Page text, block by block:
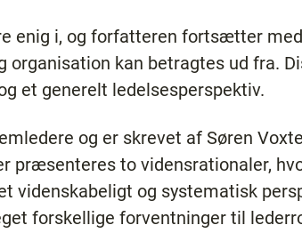
enig i, og forfatteren fortsætter
organisation kan betragtes ud fra.
et generelt ledelsesperspektiv.
og er skrevet af Søren
præsenteres to vidensrationaler,
videnskabeligt og systematisk
forskellige forventninger til